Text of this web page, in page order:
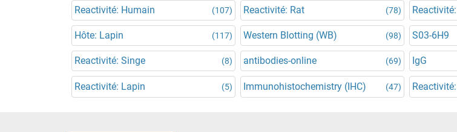
Reactivité: Humain
(107) Reactivité: Rat (78)
Hôte: Lapin (117) Western Blotting (WB) (98) S03-6H9
Reactivité: Singe (8) antibodies-online (69) IgG
Reactivité: Lapin (5) Immunohistochemistry (IHC) (47)